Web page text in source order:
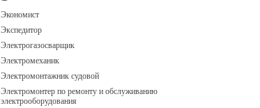
Экономист
Экспедитор
Электрогазосварщик
Электромеханик
Электромонтажник судовой
Электромонтер по ремонту и обслуживанию
электрооборудования